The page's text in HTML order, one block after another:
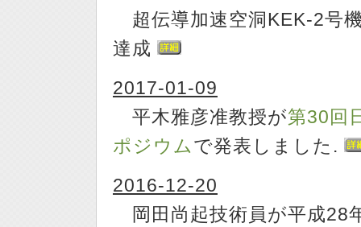
超伝導加速空洞KEK-2号
達成
2017-01-09
平木雅彦准教授が第30回
ポジウムで発表しました.
2016-12-20
岡田尚起技術員が平成28